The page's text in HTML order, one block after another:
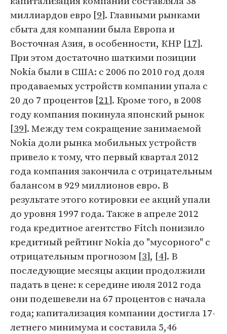
миллиардов евро [9]. Главными рынками
сбыта для компании была Европа и
Восточная Азия, в особенности, КНР [17].
При этом достаточно шаткими позиции
Nokia были в США: с 2006 по 2010 год доля
продаваемых устройств компании упала с
20 до 7 процентов [21]. Кроме того, в 2008
году компания покинула японский рынок
[39]. Между тем сокращение занимаемой
Nokia доли рынка мобильных устройств
привело к тому, что первый квартал 2012
года компания закончила с отрицательным
балансом в 929 миллионов евро. В
результате этого котировки ее акций упали
до уровня 1997 года. Также в апреле 2012
года кредитное агентство Fitch понизило
кредитный рейтинг Nokia до "мусорного" с
отрицательным прогнозом [3], [4]. В
последующие месяцы акции продолжили
падать в цене: к середине июля 2012 года
они подешевели на 67 процентов с начала
года; капитализация компании достигла 17-
летнего минимума и составила 5,46